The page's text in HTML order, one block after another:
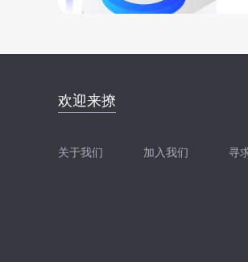
欢迎来撩
关于我们 加入我们
扫码加我直接扔简历 寻